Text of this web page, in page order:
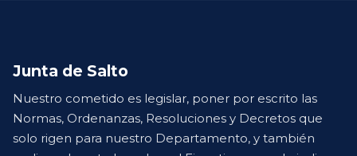
Junta de Salto
Nuestro cometido es legislar, poner por escrito las
Normas, Ordenanzas, Resoluciones y Decretos que
solo rigen para nuestro Departamento, y también